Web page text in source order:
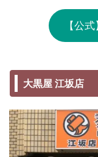
【公
大黒屋 江坂店